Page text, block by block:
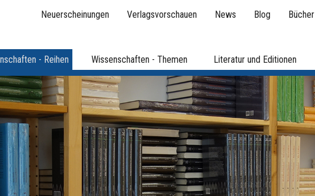
Neuerscheinungen Verlagsvorschauen News Blog Bücher
- Reihen Wissenschaften - Themen Literatur und Editionen